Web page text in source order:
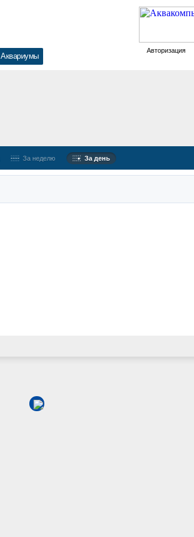
Аквариумы
Авторизация
За неделю За день